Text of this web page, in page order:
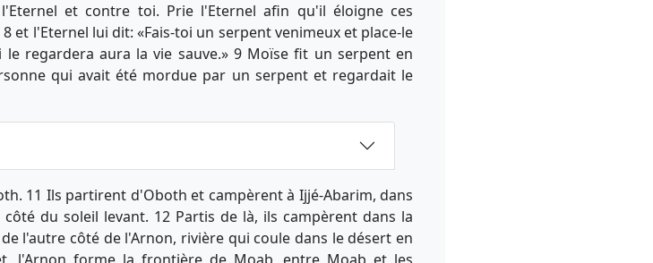
et contre toi. Prie l'Eternel afin qu'il éloigne ces
et l'Eternel lui dit: «Fais-toi un serpent venimeux et place-le
regardera aura la vie sauve.» 9 Moïse fit un serpent en
qui avait été mordue par un serpent et regardait le
11 Ils partirent d'Oboth et campèrent à Ijjé-Abarim, dans
du soleil levant. 12 Partis de là, ils campèrent dans la
l'autre côté de l'Arnon, rivière qui coule dans le désert en